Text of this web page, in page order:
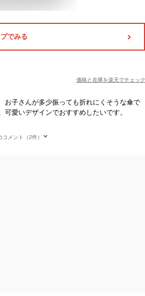
でみる
価格と在庫を楽天でチェック
お子さんが多少振っても折れにくそうな傘で
愛いデザインでおすすめしたいです。
メント（2件）